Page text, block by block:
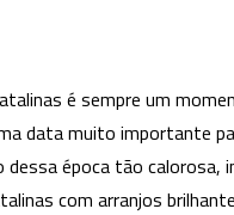
Especial
de
Natal
é sempre um
data muito importante
época tão calorosa,
com arranjos